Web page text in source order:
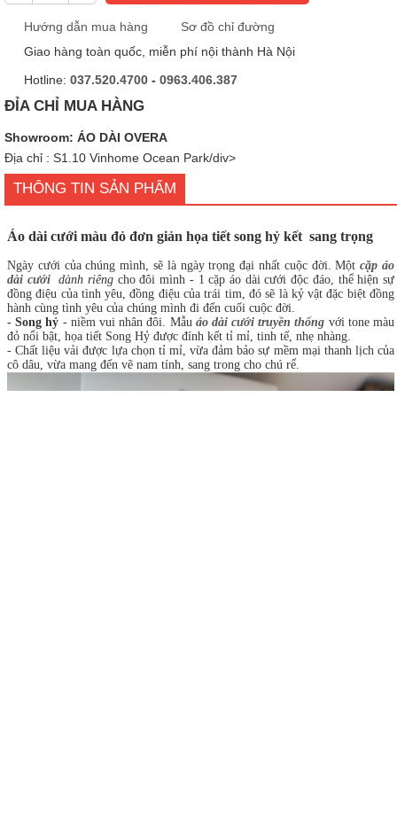
Hướng dẫn mua hàng
Sơ đồ chỉ đường
Giao hàng toàn quốc, miễn phí nội thành Hà Nội
Hotline: 037.520.4700 - 0963.406.387
ĐỈA CHỈ MUA HÀNG
Showroom: ÁO DÀI OVERA
Địa chỉ : S1.10 Vinhome Ocean Park/div>
THÔNG TIN SẢN PHẨM
Áo dài cưới màu đỏ đơn giản họa tiết song hỷ kết sang trọng
Ngày cưới của chúng mình, sẽ là ngày trọng đại nhất cuộc đời. Mộtcặp áo
dài cưới
dành riêng cho đôi mình - 1 cặp áo dài cưới độc đáo, thể hiện sự
đồng điệu của tình yêu, đồng điệu của trái tim, đó sẽ là kỷ vật đặc biệt đồng
hành cùng tình yêu của chúng mình đi đến cuối cuộc đời.
- Song hỷ - niềm vui nhân đôi. Mẫu áo dài cưới truyền thống với tone màu
đỏ nổi bật, họa tiết Song Hỷ được đính kết tỉ mỉ, tinh tế, nhẹ nhàng.
- Chất liệu vải được lựa chọn tỉ mỉ, vừa đảm bảo sự mềm mại thanh lịch của
cô dâu, vừa mang đến vẽ nam tính, sang trong cho chú rể.